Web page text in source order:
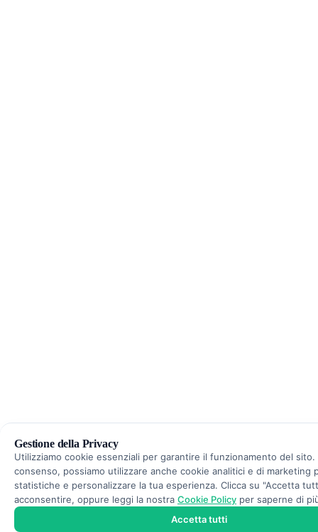
Gestione della Privacy
Utilizziamo cookie essenziali per garantire il funzionamento del
consenso, possiamo utilizzare anche cookie analitici e di marketing
statistiche e personalizzare la tua esperienza. Clicca su "Accetta
acconsentire, oppure leggi la nostra Cookie Policy per saperne di
Accetta tutti